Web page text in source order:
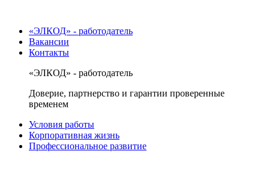
«ЭЛКОД» - работодатель
Вакансии
Контакты
«ЭЛКОД» - работодатель
Доверие, партнерство и гарантии проверенные
временем
Условия работы
Корпоративная жизнь
Профессиональное развитие